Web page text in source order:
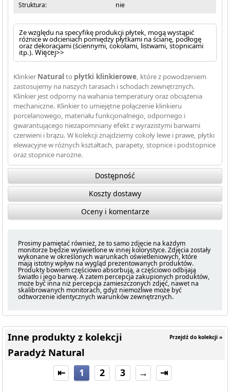
Struktura: nie
Ze względu na specyfikę produkcji płytek, mogą wystąpić
różnice w odcieniach pomiędzy płytkami na ścianę, podłogę
oraz dekoracjami (ściennymi, cokołami, listwami, stopnicami
itp.).Więcej>>
Klinkier Natural to płytki klinkierowe, które z powodzeniem
zastosujemy na naszych tarasach i schodach zewnętrznych.
Klinkier jest odporny na wahania temperatury oraz obciążenia
mechaniczne. Klinkier to umiejętne połączenie klinkieru
porcelanowego, materiału funkcjonalnego, odpornego i
gwarantującego niezapomniany efekt z wyrazistymi barwami
czerwieni i brązu. W kolekcji znajdziemy cokoły lewe i prawe, płytki
elewacyjne w różnych kształtach, parapety, stopnice i podstopnice
oraz stopnice narożne.
Dostępność
Koszty dostawy
Oceny i komentarze
Prosimy pamiętać również, że to samo zdjęcie na każdym
monitorze będzie wyświetlone w innej kolorystyce. Zdjęcia zostały
wykonane w określonych warunkach oświetleniowych, które
mają istotny wpływ na wygląd prezentowanych produktów.
Produkty bowiem częściowo absorbują, a częściowo odbijają
światło i jego barwę. A zatem percepcja zakupionych produktów,
może być inna niż percepcja zamieszczonych zdjęć, nawet na
skalibrowanych monitorach, gdyż niemożliwe może być
odtworzenie identycznych warunków zewnętrznych.
Przejdź do kolekcji »
Inne produkty z kolekcji
Paradyż Natural
⇤ 1 2 3 → ⇥